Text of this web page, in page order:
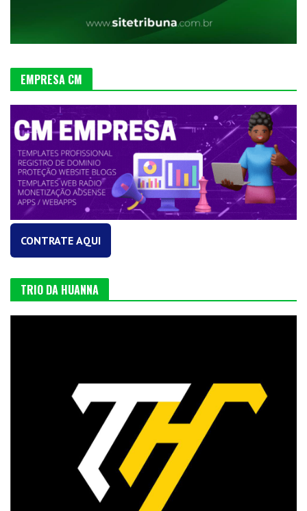
EMPRESA CM
CONTRATE AQUI
TRIO DA HUANNA